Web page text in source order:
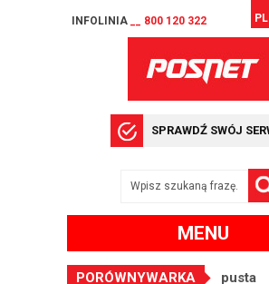
INFOLINIA __ 800 120 322 PL
SPRAWDŹ SWÓJ
MENU
PORÓWNYWARKA pusta